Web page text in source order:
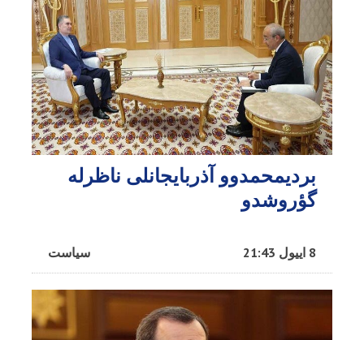
بردیمحمدوو آذربایجانلی ناظرله
گؤروشدو
سیاست 8 اییول 21:43